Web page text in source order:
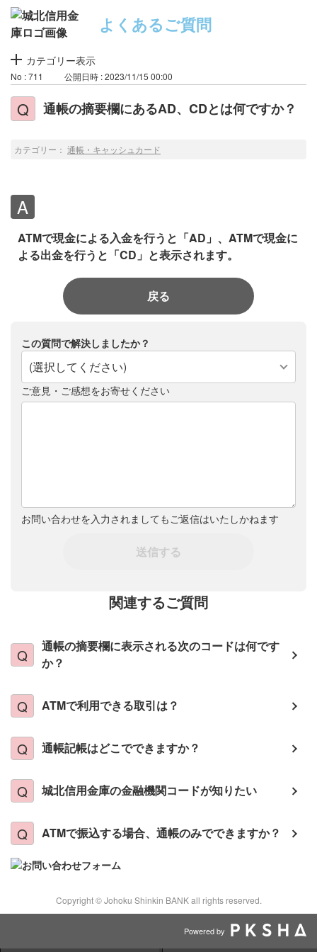
よくあるご質問
カテゴリー表示
No : 711 公開日時 : 2023/11/15 00:00
通帳の摘要欄にあるAD、CDとは何ですか？
カテゴリー： 通帳・キャッシュカード
ATMで現金による入金を行うと「AD」、ATMで現金に
よる出金を行うと「CD」と表示されます。
戻る
この質問で解決しましたか？
(選択してください)
ご意見・ご感想をお寄せください
お問い合わせを入力されましてもご返信はいたしかねます
送信する
関連するご質問
通帳の摘要欄に表示される次のコードは何です
か？
ATMで利用できる取引は？
通帳記帳はどこでできますか？
城北信用金庫の金融機関コードが知りたい
ATMで振込する場合、通帳のみでできますか？
Copyright © Johoku Shinkin BANK all rights reserved.
Powered by